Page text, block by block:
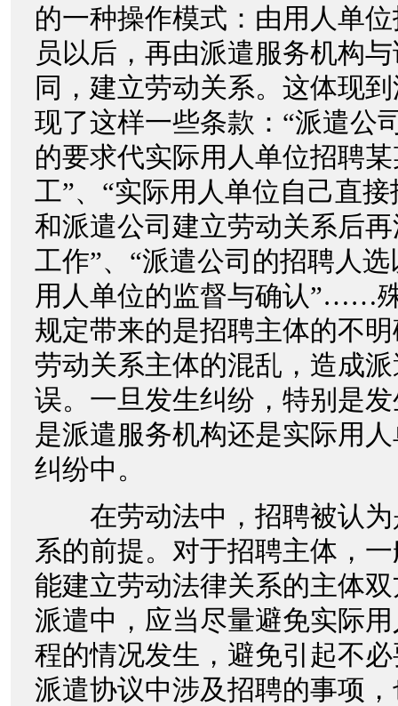
的一种操作模式：由用人单
员以后，再由派遣服务机构
同，建立劳动关系。这体现
现了这样一些条款：“派遣公
的要求代实际用人单位招聘
工”、“实际用人单位自己直
和派遣公司建立劳动关系后
工作”、“派遣公司的招聘人
用人单位的监督与确认”……
规定带来的是招聘主体的不
劳动关系主体的混乱，造成
误。一旦发生纠纷，特别是
是派遣服务机构还是实际用
纠纷中。
在劳动法中，招聘被认为
系的前提。对于招聘主体，
能建立劳动法律关系的主体
派遣中，应当尽量避免实际
程的情况发生，避免引起不
派遣协议中涉及招聘的事项